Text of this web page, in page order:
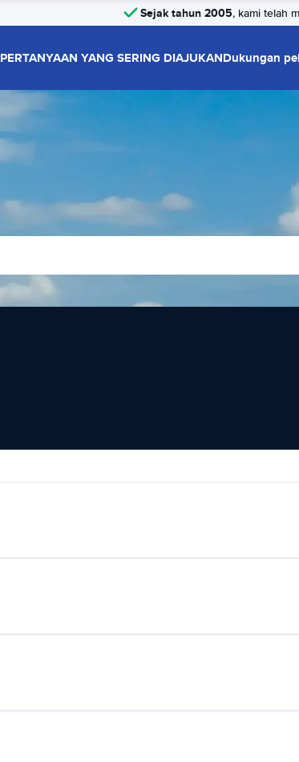
Sejak tahun 2005, kami telah
PERTANYAAN YANG SERING DIAJUKANDukungan